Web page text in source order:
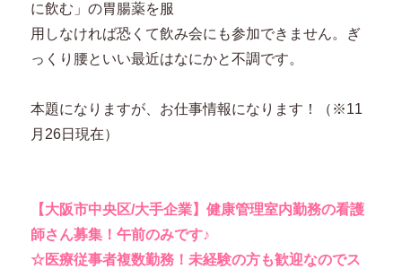
に飲む」の胃腸薬を服
用しなければ恐くて飲み会にも参加できません。ぎ
っくり腰といい最近はなにかと不調です。
本題になりますが、お仕事情報になります！（※11
月26日現在）
【大阪市中央区/大手企業】健康管理室内勤務の看護
師さん募集！午前のみです♪
☆医療従事者複数勤務！未経験の方も歓迎なのでス